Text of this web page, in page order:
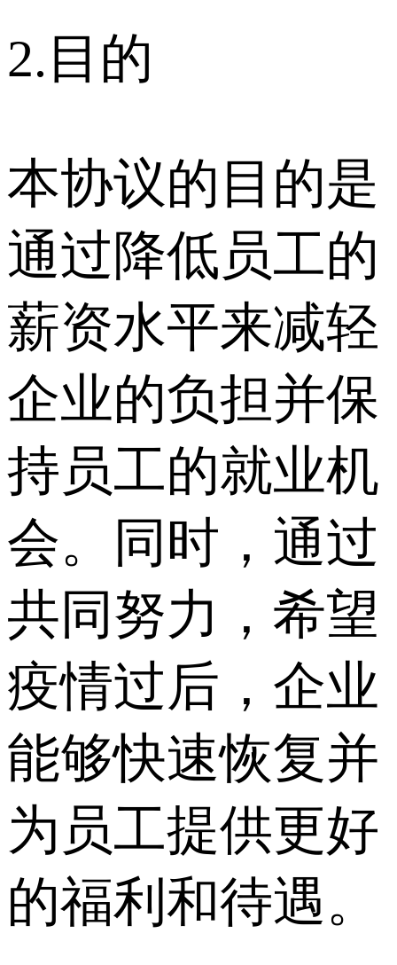
2.目的
本协议的目的是
通过降低员工的
薪资水平来减轻
企业的负担并保
持员工的就业机
会。同时，通过
共同努力，希望
疫情过后，企业
能够快速恢复并
为员工提供更好
的福利和待遇。